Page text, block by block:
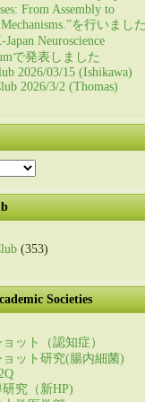
From Assembly to
を行いまし
Neuroscience
で発表しました
2026/03/15 (Ishikawa)
2026/3/2 (Thomas)
(353)
Societies
ット（認知症）
ョット研究(腸内細菌)
研究（新HP)